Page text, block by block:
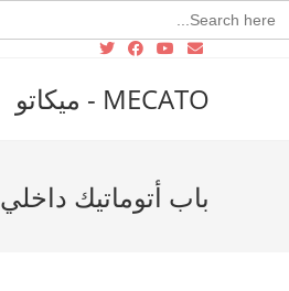
Search
for:
MECATO - ميكاتو
باب أتوماتيك داخلي Selcom 70 cm شامل الضلف صاج دوكو